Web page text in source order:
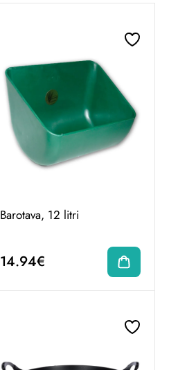
Barotava, 12 litri
14.94€